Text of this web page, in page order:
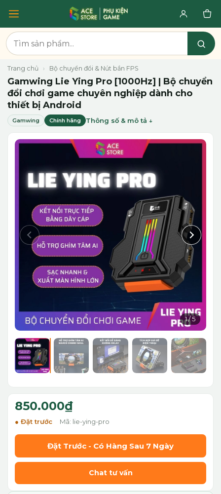
Trang chủ › Bộ chuyển đổi & Nút bắn FPS
Gamwing Lie Ying Pro [1000Hz] | Bộ chuyển
đổi chơi game chuyên nghiệp dành cho
thiết bị Android
Gamwing Chính hãng Thông số & mô tả
1/5
850.000₫
Đặt trước Mã: lie-ying-pro
Đặt Trước - Có Hàng Sau 7 Ngày
Chat tư vấn